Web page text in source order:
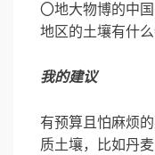
〇地大物博的中
地区的土壤有什
我的建议
有预算且怕麻烦
质土壤，比如丹